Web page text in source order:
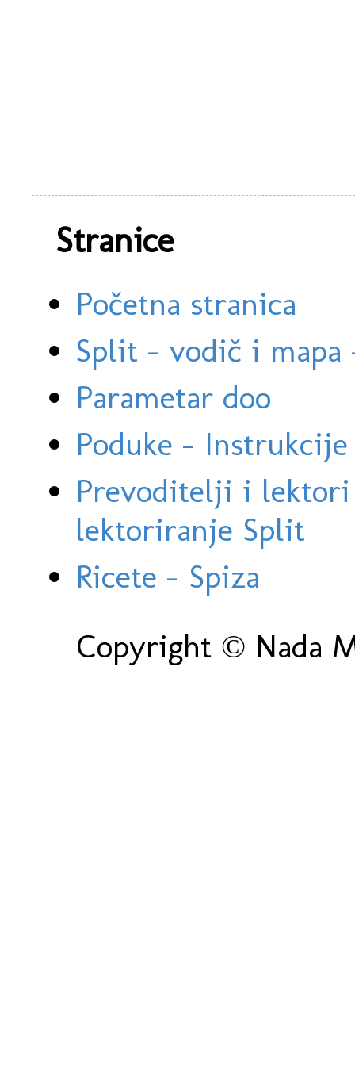
Stranice
Početna stranica
Split - vodič i
Parametar doo
Poduke -
Prevoditelji i
lektoriranje Split
Ricete - Spiza
Copyright © Nada